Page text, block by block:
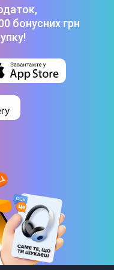
ray (Call of Duty Black
бонусних грн